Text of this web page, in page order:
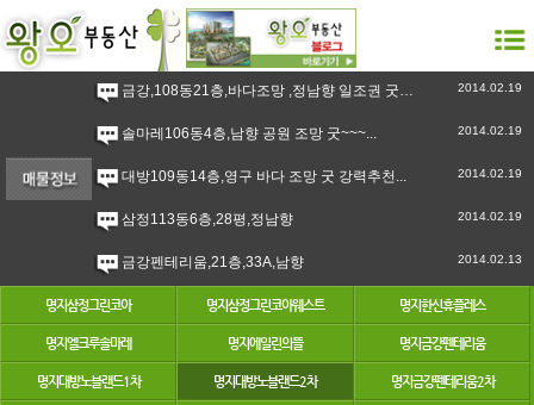
금강,108동21층,바다조망 ,정남향 일조권 굿 강력추천``~... 2014.02.19
솔마레106동4층,남향 공원 조망 굿~~~... 2014.02.19
대방109동14층,영구 바다 조망 굿 강력추천... 2014.02.19
삼정113동6층,28평,정남향 2014.02.19
금강펜테리움,21층,33A,남향 2014.02.13
명지삼정그린코아 명지삼정그린코아웨스트 명지한신휴플레스
명지엘크루솔마레 명지에일린의뜰 명지금강펜테리움
명지대방노블랜드1차 명지대방노블랜드2차 명지금강펜테리움2차